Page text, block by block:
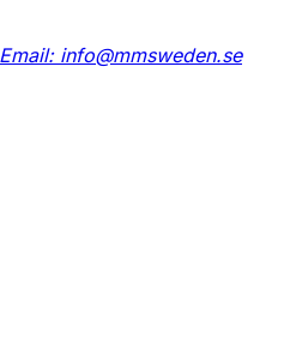
Email: info@mmsweden.se